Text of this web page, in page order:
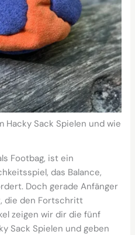
Hacky Sack Spielen und wie
Footbag, ist ein
das Balance,
Doch gerade Anfänger
die den Fortschritt
zeigen wir dir die fünf
Sack Spielen und geben